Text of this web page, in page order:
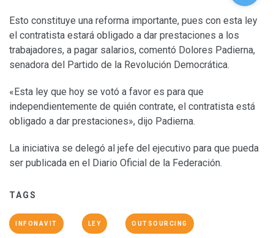
Esto constituye una reforma importante, pues con esta ley
el contratista estará obligado a dar prestaciones a los
trabajadores, a pagar salarios, comentó Dolores Padierna,
senadora del Partido de la Revolución Democrática.
«Esta ley que hoy se votó a favor es para que
independientemente de quién contrate, el contratista está
obligado a dar prestaciones», dijo Padierna.
La iniciativa se delegó al jefe del ejecutivo para que pueda
ser publicada en el Diario Oficial de la Federación.
TAGS
INFONAVIT LEY OUTSOURCING